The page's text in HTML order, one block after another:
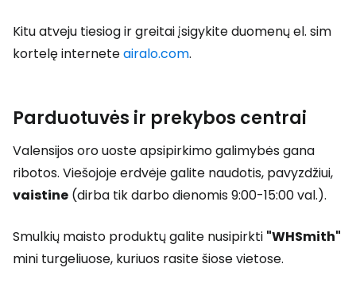
Kitu atveju tiesiog ir greitai įsigykite duomenų el. sim
kortelę interneteairalo.com.
Parduotuvės ir prekybos centrai
Valensijos oro uoste apsipirkimo galimybės gana
ribotos. Viešojoje erdvėje galite naudotis, pavyzdžiui,
vaistine (dirba tik darbo dienomis 9:00-15:00 val.).
Smulkių maisto produktų galite nusipirkti "WHSmith"
mini turgeliuose, kuriuos rasite šiose vietose.